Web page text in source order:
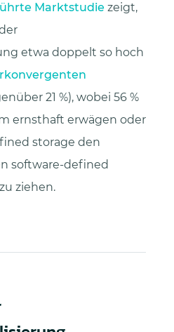
Marktstudie zeigt,
etwa doppelt so hoch
21 %), wobei 56 %
ernsthaft erwägen oder
storage den
software-defined
ziehen.